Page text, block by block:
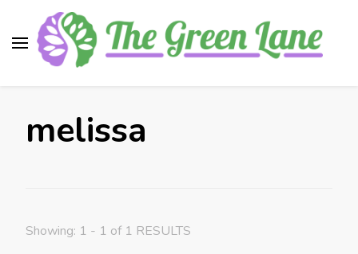
melissa
Showing: 1 - 1 of 1 RESULTS